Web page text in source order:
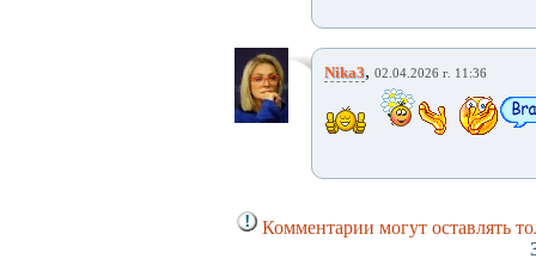
Nika3, 02.04.2026 г. 11:36
Комментарии могут оставлять